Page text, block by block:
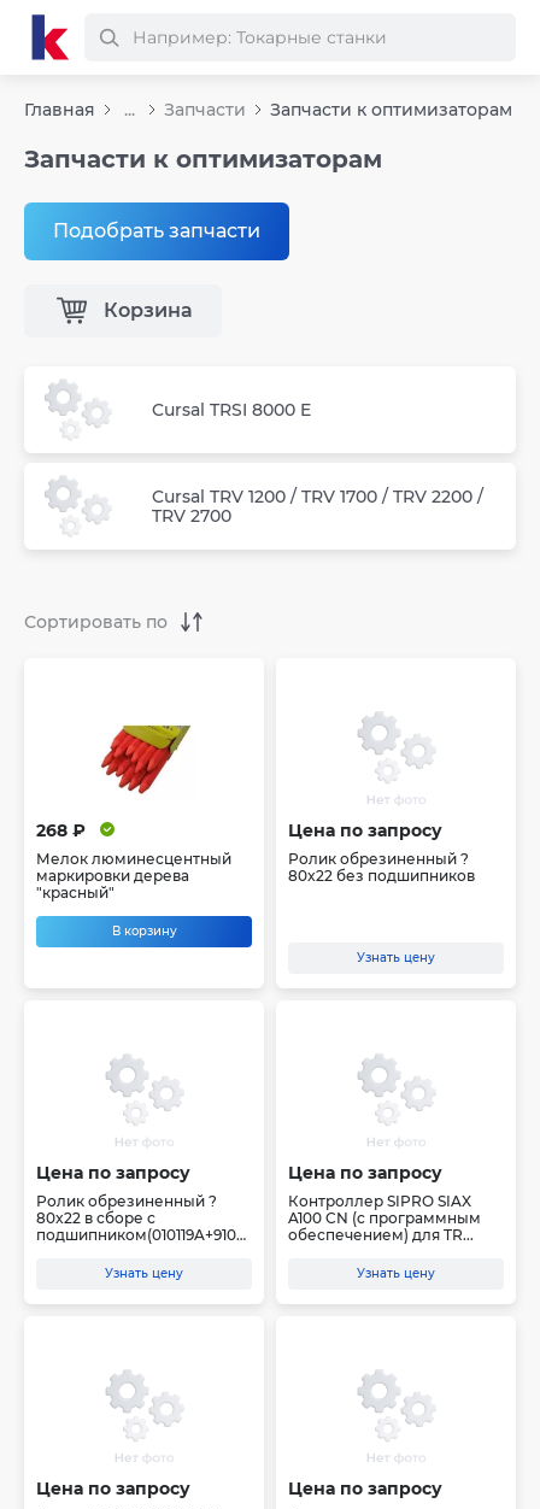
Главная ... Запчасти Запчасти к оптимизаторам
Запчасти к оптимизаторам
Подобрать запчасти
Корзина
Cursal TRSI 8000 E
Cursal TRV 1200 / TRV 1700 / TRV 2200 /
TRV 2700
268 ₽
Мелок люминесцентный
маркировки дерева
"красный"
В корзину
Цена по запросу
Ролик обрезиненный ?
80x22 без подшипников
Узнать цену
Цена по запросу
Ролик обрезиненный ?
80x22 в сборе с
подшипником(010119A+9100
Узнать цену
Цена по запросу
Контроллер SIPRO SIAX
A100 CN (c программным
обеспечением) для TR...
Узнать цену
Цена по запросу Цена по запросу